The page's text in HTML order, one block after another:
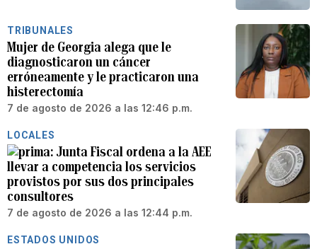
TRIBUNALES
Mujer de Georgia alega que le
diagnosticaron un cáncer
erróneamente y le practicaron una
histerectomía
7 de agosto de 2026 a las 12:46 p.m.
LOCALES
Junta Fiscal ordena a la AEE
llevar a competencia los servicios
provistos por sus dos principales
consultores
7 de agosto de 2026 a las 12:44 p.m.
ESTADOS UNIDOS